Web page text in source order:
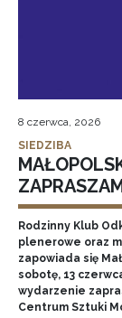
8 czerwca, 2026
SIEDZIBA
Rodzinny Klub
plenerowe oraz
zapowiada się
sobotę, 13
wydarzenie
Centrum Sztuki